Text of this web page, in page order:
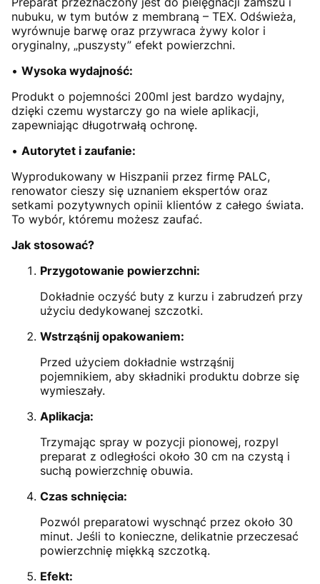
nubuku, w tym butów z membraną – TEX. Odświeża,
wyrównuje barwę oraz przywraca żywy kolor i
oryginalny, „puszysty” efekt powierzchni.
• Wysoka wydajność:
Produkt o pojemności 200ml jest bardzo wydajny,
dzięki czemu wystarczy go na wiele aplikacji,
zapewniając długotrwałą ochronę.
• Autorytet i zaufanie:
Wyprodukowany w Hiszpanii przez firmę PALC,
renowator cieszy się uznaniem ekspertów oraz
setkami pozytywnych opinii klientów z całego świata.
To wybór, któremu możesz zaufać.
Jak stosować?
Przygotowanie powierzchni:
Dokładnie oczyść buty z kurzu i zabrudzeń przy
użyciu dedykowanej szczotki.
Wstrząśnij opakowaniem:
Przed użyciem dokładnie wstrząśnij
pojemnikiem, aby składniki produktu dobrze się
wymieszały.
Aplikacja:
Trzymając spray w pozycji pionowej, rozpyl
preparat z odległości około 30 cm na czystą i
suchą powierzchnię obuwia.
Czas schnięcia:
Pozwól preparatowi wyschnąć przez około 30
minut. Jeśli to konieczne, delikatnie przeczesać
powierzchnię miękką szczotką.
Efekt: